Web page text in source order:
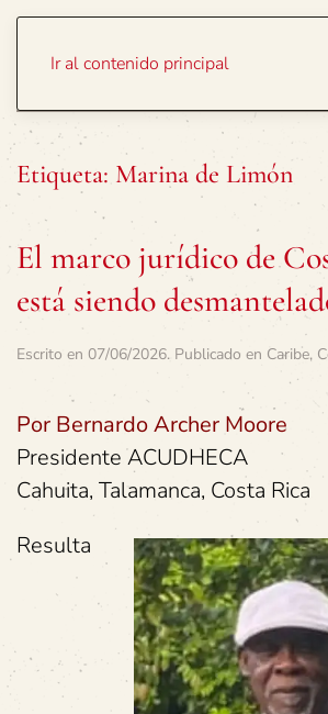
Ir al contenido principal
Etiqueta: Marina de Limón
El marco jurídico de
está siendo
Escrito en 07/06/2026. Publicado en Caribe,
Por Bernardo Archer Moore
Presidente ACUDHECA
Cahuita, Talamanca, Costa Rica
Resulta